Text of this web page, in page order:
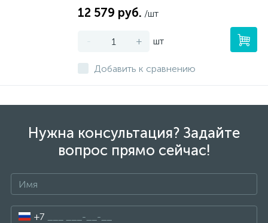
12 579 руб. /шт
- + шт
Добавить к сравнению
Нужна консультация? Задайте
вопрос прямо сейчас!
+7